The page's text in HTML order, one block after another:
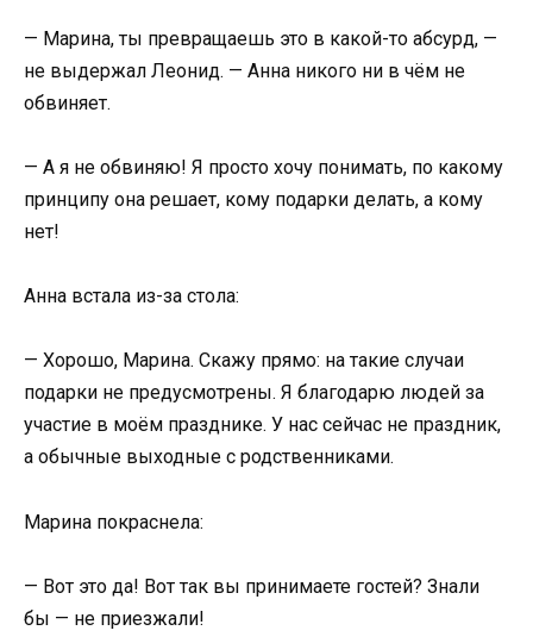
— Марина, ты превращаешь это в какой-то абсурд, —
не выдержал Леонид. — Анна никого ни в чём не
обвиняет.
— А я не обвиняю! Я просто хочу понимать, по какому
принципу она решает, кому подарки делать, а кому
нет!
Анна встала из-за стола:
— Хорошо, Марина. Скажу прямо: на такие случаи
подарки не предусмотрены. Я благодарю людей за
участие в моём празднике. У нас сейчас не праздник,
а обычные выходные с родственниками.
Марина покраснела:
— Вот это да! Вот так вы принимаете гостей? Знали
бы — не приезжали!